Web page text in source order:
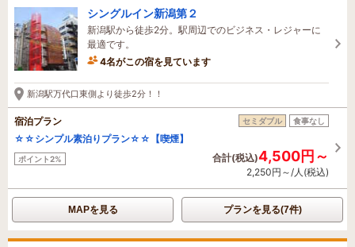
シングルイン新潟第２
新潟駅から徒歩2分。駅周辺でのビジネス・レジャーに
最適です。
4名がこの宿を見ています
新潟駅万代口東側より徒歩2分！！
宿泊プラン セミダブル 食事なし
☆☆シンプル素泊りプラン☆☆【喫煙】
ポイント2% 合計(税込)4,500円～
2,250円～/人(税込)
MAPを見る プランを見る(7件)